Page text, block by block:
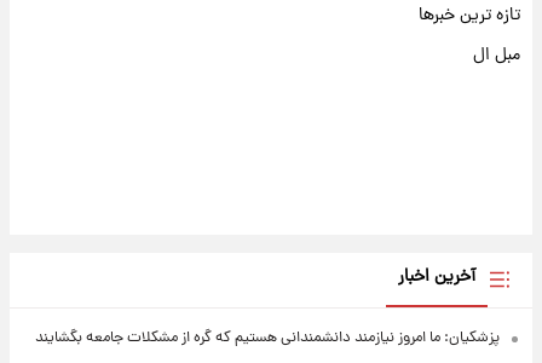
تازه ترین خبرها
مبل ال
آخرین اخبار
پزشکیان: ما امروز نیازمند دانشمندانی هستیم که گره از مشکلات جامعه بگشایند